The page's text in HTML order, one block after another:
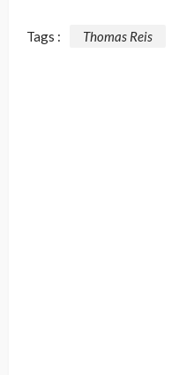
Tags : Thomas Reis